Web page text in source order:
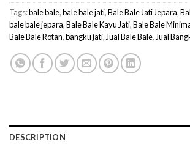
Tags:bale bale,bale bale jati,Bale Bale Jati Jepara,
bale bale jepara,Bale Bale Kayu Jati,Bale Bale
Bale Bale Rotan,bangku jati, Jual Bale Bale, Jual
DESCRIPTION